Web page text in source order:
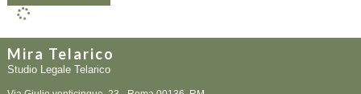
Mira Telarico
Studio Legale Telarico